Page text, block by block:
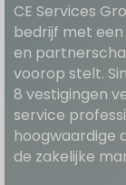
CE Services
bedrijf met
en
voorop stelt.
8 vestigingen
service
hoogwaardige
de zakelijke